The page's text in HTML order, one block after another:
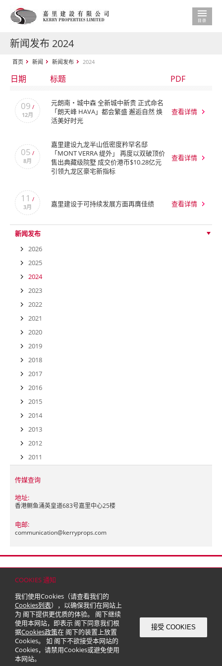
COOKIES 通知
我们使用Cookies（请查看我们的
Cookies列表），以确保我们在网站上
为 阁下提供更优质的体验。 阁下继续
使用本网站，即表示 阁下同意我们根
据Cookies政策在 阁下的装置上放置
Cookies。 如 阁下不欲接受本网站的
Cookies，请禁用Cookies或避免使用
本网站。
接受 COOKIES
新闻发布 2024
首页 新闻 新闻发布 2024
日期 标题 PDF
09 /
12月
元朗南‧城中森 全新城中新贵 正式命名
「朗天峰 HAVA」都会繁盛 邂逅自然 焕
活美好时光
查看详情
05 /
8月
嘉里建设九龙半山低密度矜罕名邸
「MONT VERRA 缇外」 再度以双破顶价
售出典藏级院墅 成交价港币$10.28亿元
引领九龙区豪宅新指标
查看详情
11 /
3月
嘉里建设于可持续发展方面再膺佳绩 查看详情
新闻发布
2026
2025
2024
2023
2022
2021
2020
2019
2018
2017
2016
2015
2014
2013
2012
2011
传媒查询
地址:
香港鲗鱼涌英皇道683号嘉里中心25楼
电邮:
communication@kerryprops.com
© 2026 嘉里建设有限公司 (于百慕达注册成立之有限公司)